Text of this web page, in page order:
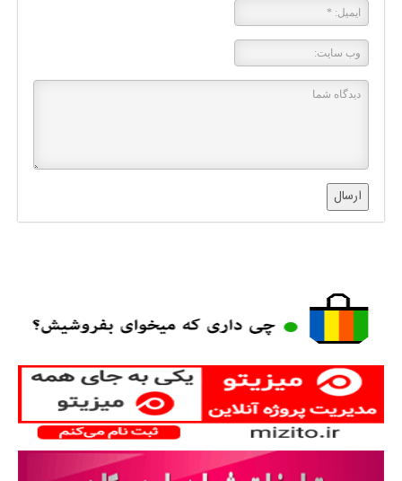
ارسال